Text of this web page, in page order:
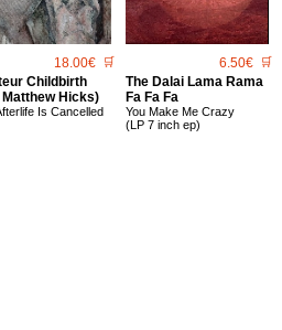
18.00€ 🛒
Childbirth
Matthew Hicks)
Is Cancelled
6.50€ 🛒
The Dalai Lama Rama
Fa Fa Fa
You Make Me Crazy
(LP 7 inch ep)